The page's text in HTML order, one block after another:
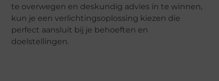
te overwegen en deskundig advies in te winnen,
kun je een verlichtingsoplossing kiezen die
perfect aansluit bij je behoeften en
doelstellingen.